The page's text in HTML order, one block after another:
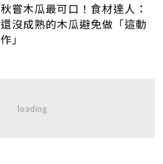
秋嘗木瓜最可口！食材達人：
還沒成熟的木瓜避免做「這動
作」